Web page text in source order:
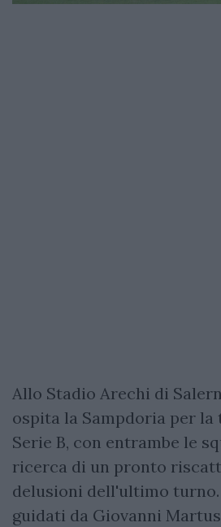
Allo Stadio Arechi di
ospita la Sampdoria per
Serie B, con entrambe le
ricerca di un pronto
delusioni dell'ultimo turno.
guidati da Giovanni